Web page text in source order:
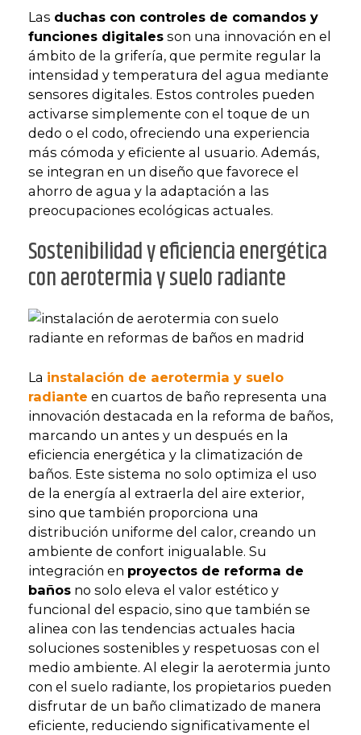
Las duchas con controles de comandos y
funciones digitales son una innovación en el
ámbito de la grifería, que permite regular la
intensidad y temperatura del agua mediante
sensores digitales. Estos controles pueden
activarse simplemente con el toque de un
dedo o el codo, ofreciendo una experiencia
más cómoda y eficiente al usuario. Además,
se integran en un diseño que favorece el
ahorro de agua y la adaptación a las
preocupaciones ecológicas actuales.
Sostenibilidad y eficiencia energética
con aerotermia y suelo radiante
La instalación de aerotermia y suelo
radiante en cuartos de baño representa una
innovación destacada en la reforma de baños,
marcando un antes y un después en la
eficiencia energética y la climatización de
baños. Este sistema no solo optimiza el uso
de la energía al extraerla del aire exterior,
sino que también proporciona una
distribución uniforme del calor, creando un
ambiente de confort inigualable. Su
integración en proyectos de reforma de
baños no solo eleva el valor estético y
funcional del espacio, sino que también se
alinea con las tendencias actuales hacia
soluciones sostenibles y respetuosas con el
medio ambiente. Al elegir la aerotermia junto
con el suelo radiante, los propietarios pueden
disfrutar de un baño climatizado de manera
eficiente, reduciendo significativamente el